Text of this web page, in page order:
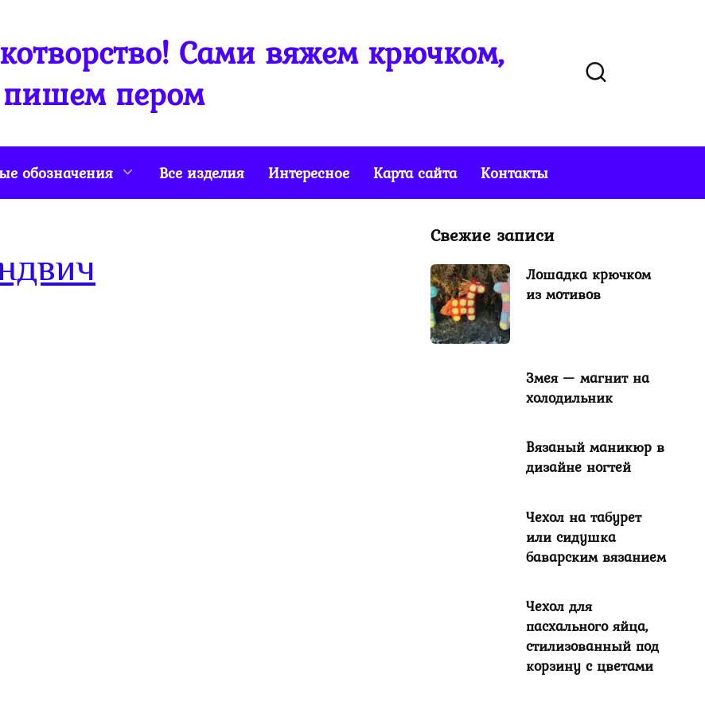
Сами вяжем крючком,
пером
обозначения Все изделия Интересное Карта сайта Контакты
Свежие записи
Лошадка крючком
из мотивов
Змея — магнит на
холодильник
Вязаный маникюр в
дизайне ногтей
Чехол на табурет
или сидушка
баварским вязанием
Чехол для
пасхального яйца,
стилизованный под
корзину с цветами